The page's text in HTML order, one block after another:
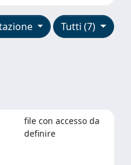
Tutti (7)
file con accesso da
definire